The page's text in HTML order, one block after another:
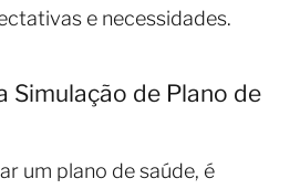
e necessidades.
Simulação de Plano de
um plano de saúde, é